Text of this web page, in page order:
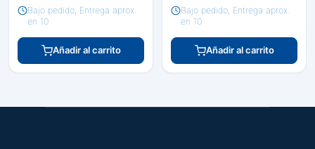
Bajo pedido, Entrega aprox.
en 10
Añadir al carrito
Bajo pedido, Entrega aprox.
en 10
Añadir al carrito